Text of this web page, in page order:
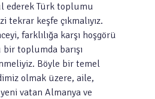
ederek Türk toplumu
tekrar keşfe çıkmalıyız.
farklılığa karşı hoşgörü
bir toplumda barışı
Böyle bir temel
olmak üzere, aile,
yeni vatan Almanya ve